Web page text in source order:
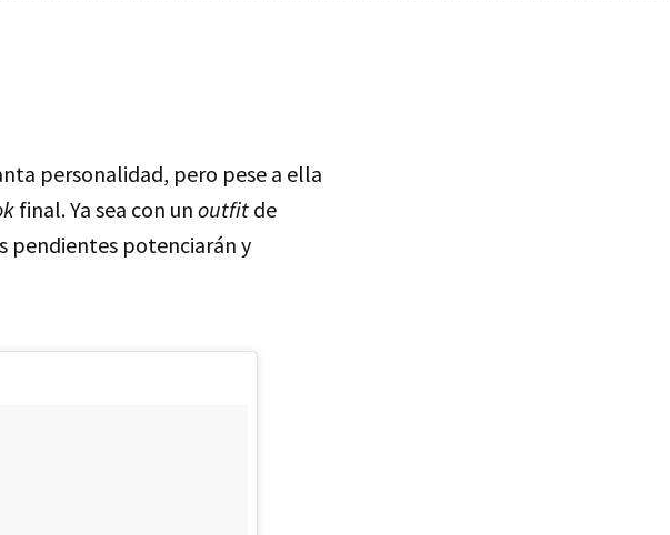
personalidad, pero pese a ella
final. Ya sea con un outfit de
pendientes potenciarán y